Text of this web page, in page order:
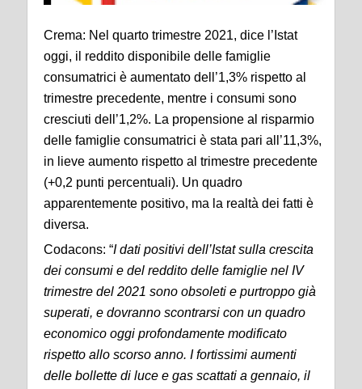
Crema: Nel quarto trimestre 2021, dice l’Istat
oggi, il reddito disponibile delle famiglie
consumatrici è aumentato dell’1,3% rispetto al
trimestre precedente, mentre i consumi sono
cresciuti dell’1,2%. La propensione al risparmio
delle famiglie consumatrici è stata pari all’11,3%,
in lieve aumento rispetto al trimestre precedente
(+0,2 punti percentuali). Un quadro
apparentemente positivo, ma la realtà dei fatti è
diversa.
Codacons: “I dati positivi dell’Istat sulla crescita
dei consumi e del reddito delle famiglie nel IV
trimestre del 2021 sono obsoleti e purtroppo già
superati, e dovranno scontrarsi con un quadro
economico oggi profondamente modificato
rispetto allo scorso anno. I fortissimi aumenti
delle bollette di luce e gas scattati a gennaio, il